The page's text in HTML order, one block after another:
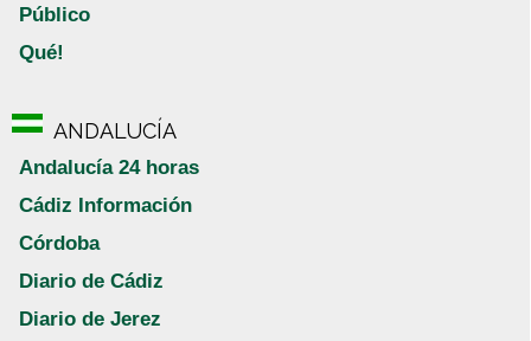
Público
Qué!
ANDALUCÍA
Andalucía 24 horas
Cádiz Información
Córdoba
Diario de Cádiz
Diario de Jerez